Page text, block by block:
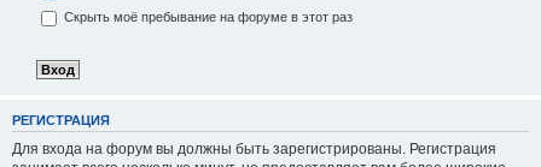
Скрыть моё пребывание на форуме в этот раз
РЕГИСТРАЦИЯ
Для входа на форум вы должны быть зарегистрированы. Регистрация